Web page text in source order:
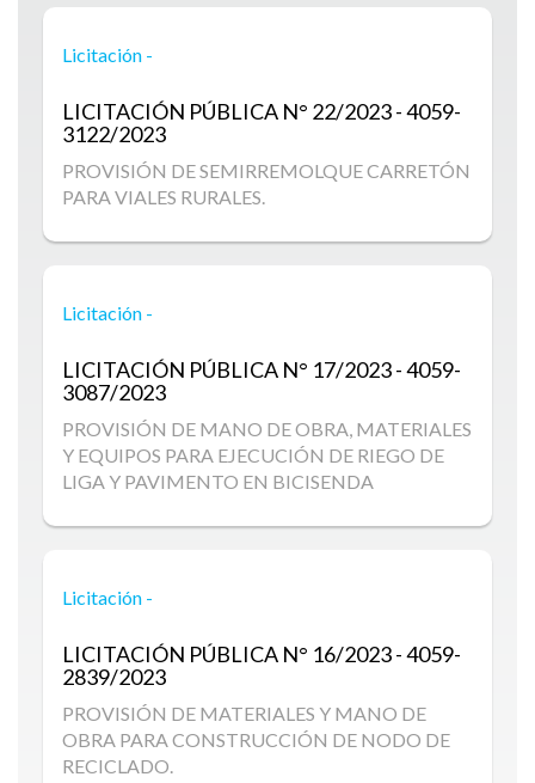
Licitación -
LICITACIÓN PÚBLICAN° 22/2023 - 4059-
3122/2023
PROVISIÓN DE SEMIRREMOLQUE CARRETÓN
PARA VIALES RURALES.
Licitación -
LICITACIÓN PÚBLICAN° 17/2023 - 4059-
3087/2023
PROVISIÓN DE MANO DE OBRA, MATERIALES
Y EQUIPOS PARA EJECUCIÓN DE RIEGO DE
LIGA Y PAVIMENTO EN BICISENDA
Licitación -
LICITACIÓN PÚBLICAN° 16/2023 - 4059-
2839/2023
PROVISIÓN DE MATERIALES Y MANO DE
OBRA PARA CONSTRUCCIÓN DE NODO DE
RECICLADO.